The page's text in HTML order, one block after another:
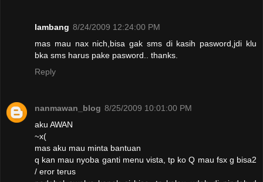
lambang 8/24/2009 12:24:00 PM
mas mau nax nich,bisa gak sms di kasih pasword,jdi klu
bka sms harus pake pasword.. thanks.
Reply
nanmawan_blog 8/25/2009 10:01:00 PM
aku AWAN
~x(
mas aku mau minta bantuan
q kan mau nyoba ganti menu vista, tp ko Q mau fsx g bisa2
/ eror terus